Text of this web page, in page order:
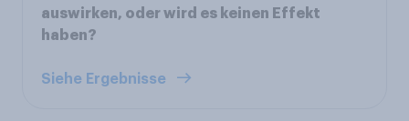
auswirken, oder wird es keinen Effekt
haben?
Siehe Ergebnisse